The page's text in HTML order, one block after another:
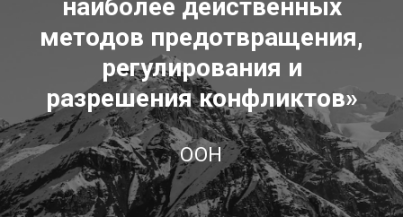
наиболее действенных
методов предотвращения,
регулирования и
разрешения конфликтов»
ООН